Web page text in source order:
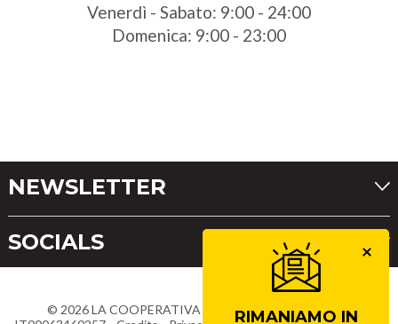
Venerdì - Sabato: 9:00 - 24:00
Domenica: 9:00 - 23:00
NEWSLETTER
SOCIALS
© 2026LA COOPERATIVA DI CORTINA
Partita IVA
RIMANIAMO IN